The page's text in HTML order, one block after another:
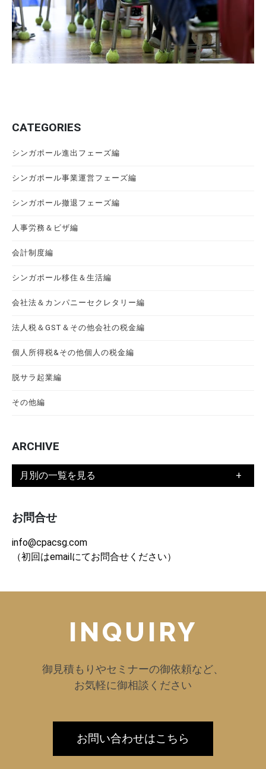
CATEGORIES
シンガポール進出フェーズ編
シンガポール事業運営フェーズ編
シンガポール撤退フェーズ編
人事労務＆ビザ編
会計制度編
シンガポール移住＆生活編
会社法＆カンパニーセクレタリー編
法人税＆GST＆その他会社の税金編
個人所得税&その他個人の税金編
脱サラ起業編
その他編
ARCHIVE
月別の一覧を見る
お問合せ
info@cpacsg.com
（初回はemailにてお問合せください）
INQUIRY
御見積もりやセミナーの御依頼など、
お気軽に御相談ください
お問い合わせはこちら